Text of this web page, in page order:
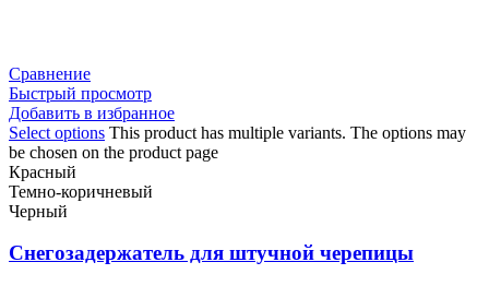
Сравнение
Быстрый просмотр
Добавить в избранное
Select options This product has multiple variants. The options may
be chosen on the product page
Красный
Темно-коричневый
Черный
Снегозадержатель для штучной черепицы